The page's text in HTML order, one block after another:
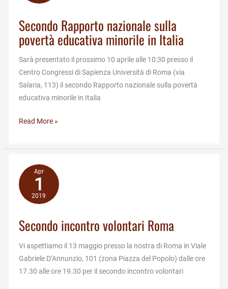
Secondo Rapporto nazionale sulla
povertà educativa minorile in Italia
Sarà presentato il prossimo 10 aprile alle 10:30 presso il
Centro Congressi di Sapienza Università di Roma (via
Salaria, 113) il secondo Rapporto nazionale sulla povertà
educativa minorile in Italia
Secondo
povertà
educativa
minorile
Italia
Read More »
Apr
1
2019
Secondo incontro volontari Roma
Vi aspettiamo il 13 maggio presso la nostra di Roma in Viale
Gabriele D’Annunzio, 101 (zona Piazza del Popolo) dalle ore
17.30 alle ore 19.30 per il secondo incontro volontari